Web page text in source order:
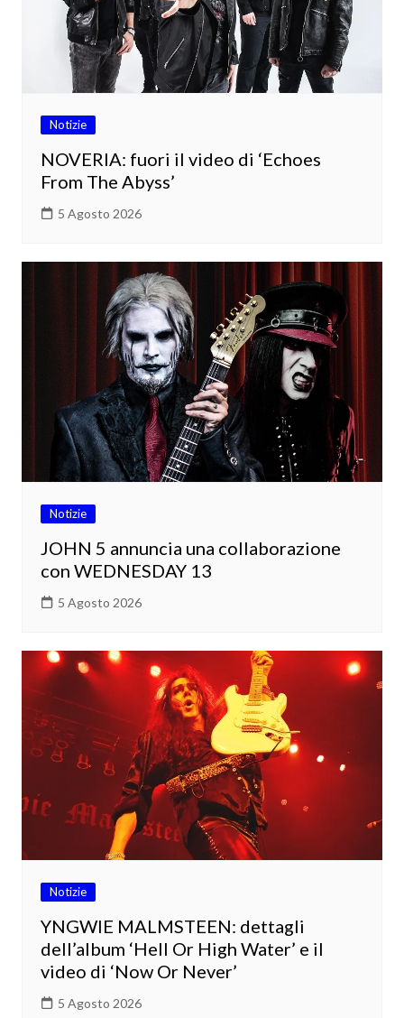
Notizie
NOVERIA: fuori il video di ‘Echoes
From The Abyss’
5 Agosto 2026
Notizie
JOHN 5 annuncia una collaborazione
con WEDNESDAY 13
5 Agosto 2026
Notizie
YNGWIE MALMSTEEN: dettagli
dell’album ‘Hell Or High Water’ e il
video di ‘Now Or Never’
5 Agosto 2026